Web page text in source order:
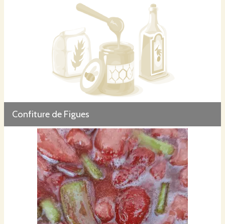
Confiture de Figues